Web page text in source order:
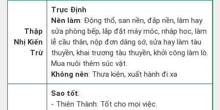
Thập
Nhị Kiến
Trừ
Trực Định
Nên làm: Động thổ, san nền, đắp nền, làm hay
sửa phòng bếp, lắp đặt máy móc, nhập học, làm
lễ cầu thân, nộp đơn dâng sớ, sửa hay làm tàu
thuyền, khai trương tàu thuyền, khởi công làm lò.
Mua nuôi thêm súc vật.
Không nên: Thưa kiện, xuất hành đi xa
Sao tốt:
- Thiên Thành: Tốt cho mọi việc.